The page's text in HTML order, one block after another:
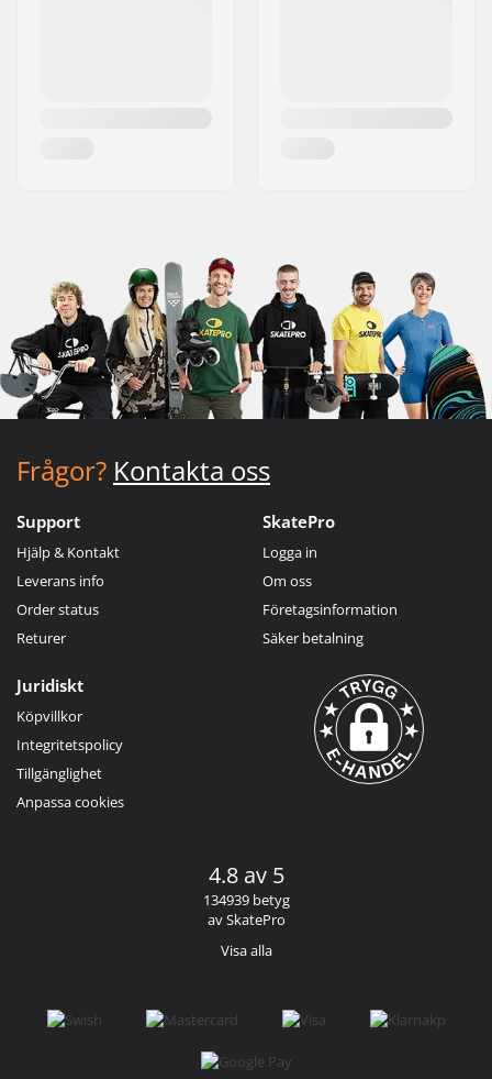
Frågor? Kontakta oss
Support
Hjälp & Kontakt
Leverans info
Order status
Returer
SkatePro
Logga in
Om oss
Företagsinformation
Säker betalning
Juridiskt
Köpvillkor
Integritetspolicy
Tillgänglighet
Anpassa cookies
4.8 av 5
134939 betyg
av SkatePro
Visa alla